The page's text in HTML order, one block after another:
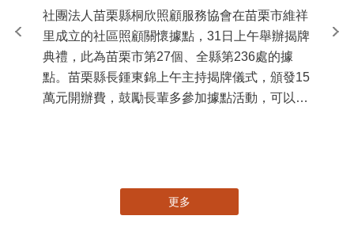
社團法人苗栗縣桐欣照顧服務協會在苗栗市維祥
里成立的社區照顧關懷據點，31日上午舉辦揭牌
典禮，此為苗栗市第27個、全縣第236處的據
點。苗栗縣長鍾東錦上午主持揭牌儀式，頒發15
萬元開辦費，鼓勵長輩多參加據點活動，可以更
苗
更多